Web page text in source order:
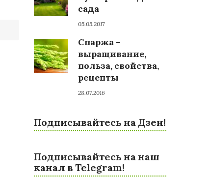
сада
05.05.2017
Спаржа –
выращивание,
польза, свойства,
рецепты
28.07.2016
Подписывайтесь на Дзен!
Подписывайтесь на наш
канал в Telegram!